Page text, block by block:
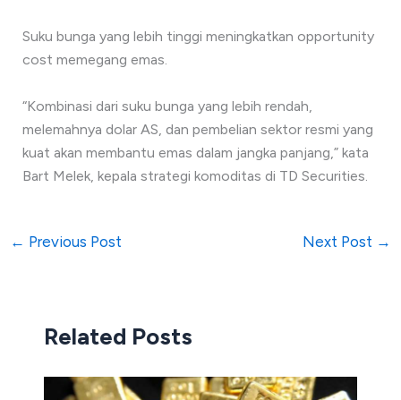
Suku bunga yang lebih tinggi meningkatkan opportunity
cost memegang emas.
“Kombinasi dari suku bunga yang lebih rendah,
melemahnya dolar AS, dan pembelian sektor resmi yang
kuat akan membantu emas dalam jangka panjang,” kata
Bart Melek, kepala strategi komoditas di TD Securities.
← Previous Post Next Post →
Related Posts